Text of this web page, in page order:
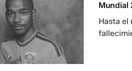
Mundial
Hasta el